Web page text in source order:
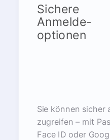
Sichere
Anmelde-
optionen
Sie können sicher
zugreifen – mit
Face ID oder